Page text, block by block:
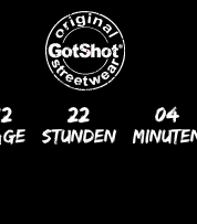
22
Stunden
04